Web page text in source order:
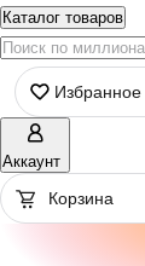
Каталог товаров
Избранное
Аккаунт
Корзина